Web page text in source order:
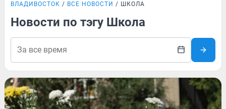
ВЛАДИВОСТОК ВСЕ НОВОСТИ ШКОЛА
Новости по тэгу Школа